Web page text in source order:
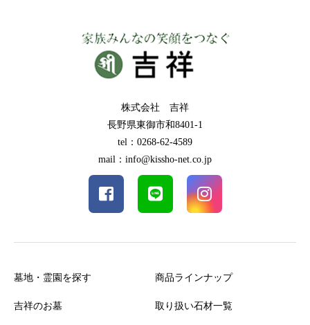
株式会社 吉祥
長野県東御市和8401-1
tel：0268-62-4589
mail：info@kissho-net.co.jp
墓地・霊園を探す
吉祥のお墓
商品ラインナップ
取り扱い石材一覧